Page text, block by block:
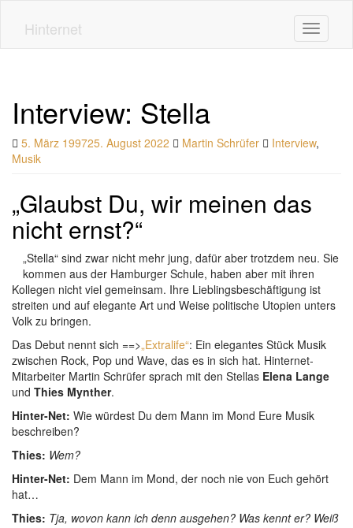
Hinternet Toggle
Interview: Stella
5. März 199725. August 2022 Martin Schrüfer Interview,
Musik
„Glaubst Du, wir meinen das
nicht ernst?“
„Stella“ sind zwar nicht mehr jung, dafür aber trotzdem neu. Sie
kommen aus der Hamburger Schule, haben aber mit ihren
Kollegen nicht viel gemeinsam. Ihre Lieblingsbeschäftigung ist
streiten und auf elegante Art und Weise politische Utopien unters
Volk zu bringen.
Das Debut nennt sich ==>„Extralife“: Ein elegantes Stück Musik
zwischen Rock, Pop und Wave, das es in sich hat. Hinternet-
Mitarbeiter Martin Schrüfer sprach mit den Stellas Elena Lange
und Thies Mynther.
Hinter-Net: Wie würdest Du dem Mann im Mond Eure Musik
beschreiben?
Thies: Wem?
Hinter-Net: Dem Mann im Mond, der noch nie von Euch gehört
hat…
Thies: Tja, wovon kann ich denn ausgehen? Was kennt er? Weiß